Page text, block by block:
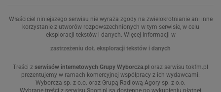
Właściciel niniejszego serwisu nie wyraża zgody na zwielokrotnianie ani inne
korzystanie z utworów rozpowszechnionych w tym serwisie, w celu
eksploracji tekstów i danych. Więcej informacji w
zastrzeżeniu dot. eksploracji tekstów i danych
Treści z serwisów internetowych Grupy Wyborcza.pl oraz serwisu tokfm.pl
prezentujemy w ramach komercyjnej współpracy z ich wydawcami:
Wyborcza sp. z o.o. oraz Grupą Radiową Agory sp. z o.o.
Wybrane treści z serwisu Sport.pl są dostępne po wykupieniu płatnej